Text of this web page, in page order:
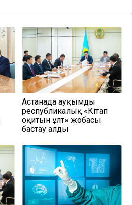
Астанада ауқымды
республикалық «Кітап
оқитын ұлт» жобасы
бастау алды